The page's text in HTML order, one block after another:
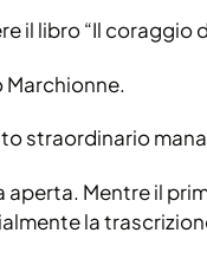
il libro “Il coraggio
Marchionne.
straordinario
Mentre il
la